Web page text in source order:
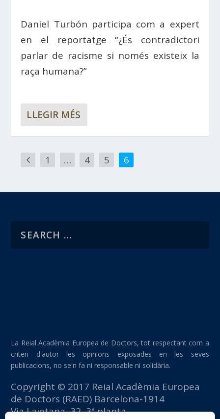
Daniel Turbón participa com a expert
en el reportatge “¿És contradictori
parlar de racisme si només existeix la
raça humana?”
LLEGIR MÉS
1 … 4 5 6
La Reial Acadèmia Europea de Doctors, tot respectant com a
criteri d'autor les opinions exposades en les seves
publicacions, no se'n fa ni responsable ni solidària.
Copyright © 2017 Reial Acadèmia Europea
de Doctors (RAED) Barcelona-1914
Via Laietana, 32, 3ª planta